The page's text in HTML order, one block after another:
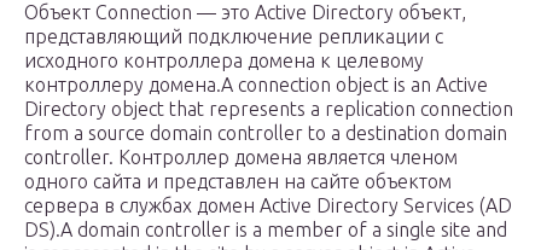
Объект Connection — это Active Directory объект,
представляющий подключение репликации с
исходного контроллера домена к целевому
контроллеру домена.A connection object is an Active
Directory object that represents a replication connection
from a source domain controller to a destination domain
controller. Контроллер домена является членом
одного сайта и представлен на сайте объектом
сервера в службах домен Active Directory Services (AD
DS).A domain controller is a member of a single site and